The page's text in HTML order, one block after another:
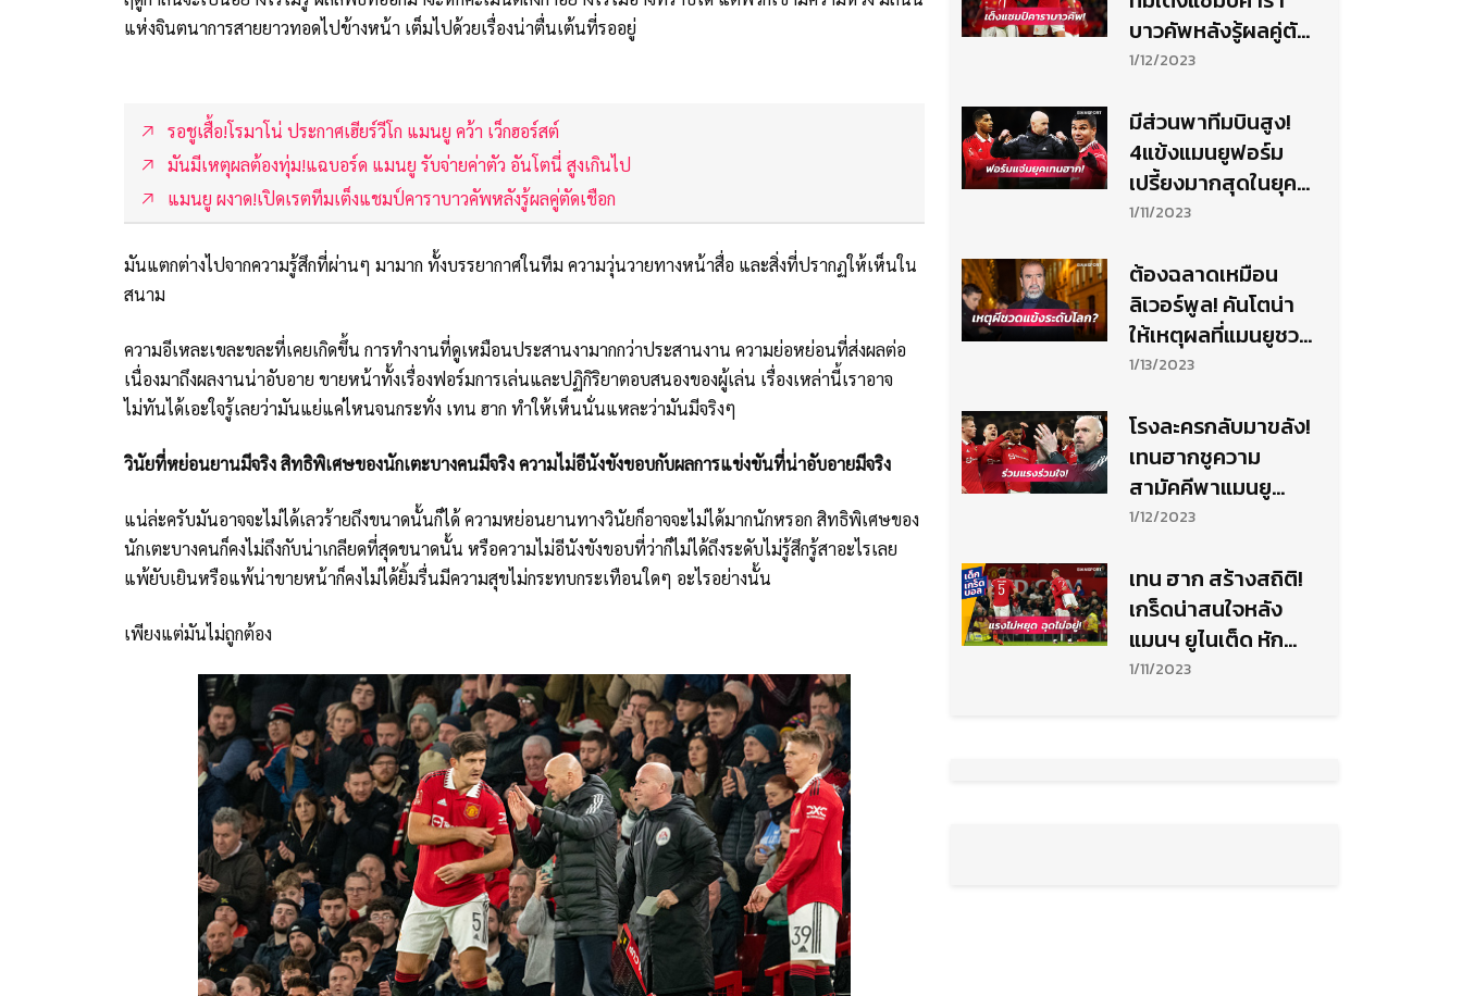
แห่งจินตนาการสายยาวทอดไปข้างหน้า เต็มไปด้วยเรื่องน่าตื่นเต้นที่รออยู่
รอชูเสื้อ!โรมาโน่ ประกาศเฮียร์วีโก แมนยู คว้า เว็กฮอร์สต์
มันมีเหตุผลต้องทุ่ม!แฉบอร์ด แมนยู รับจ่ายค่าตัว อันโตนี่ สูงเกินไป
แมนยู ผงาด!เปิดเรตทีมเต็งแชมป์คาราบาวคัพหลังรู้ผลคู่ตัดเชือก
มันแตกต่างไปจากความรู้สึกที่ผ่านๆ มามาก ทั้งบรรยากาศในทีม ความวุ่นวายทางหน้าสื่อ และสิ่งที่ปรากฏให้เห็นใน
สนาม
ความอีเหละเขละขละที่เคยเกิดขึ้น การทำงานที่ดูเหมือนประสานงามากกว่าประสานงาน ความย่อหย่อนที่ส่งผลต่อ
เนื่องมาถึงผลงานน่าอับอาย ขายหน้าทั้งเรื่องฟอร์มการเล่นและปฏิกิริยาตอบสนองของผู้เล่น เรื่องเหล่านี้เราอาจ
ไม่ทันได้เอะใจรู้เลยว่ามันแย่แค่ไหนจนกระทั่ง เทน ฮาก ทำให้เห็นนั่นแหละว่ามันมีจริงๆ
วินัยที่หย่อนยานมีจริง สิทธิพิเศษของนักเตะบางคนมีจริง ความไม่อีนังขังขอบกับผลการแข่งขันที่น่าอับอายมีจริง
แน่ล่ะครับมันอาจจะไม่ได้เลวร้ายถึงขนาดนั้นก็ได้ ความหย่อนยานทางวินัยก็อาจจะไม่ได้มากนักหรอก สิทธิพิเศษของ
นักเตะบางคนก็คงไม่ถึงกับน่าเกลียดที่สุดขนาดนั้น หรือความไม่อีนังขังขอบที่ว่าก็ไม่ได้ถึงระดับไม่รู้สึกรู้สาอะไรเลย
แพ้ยับเยินหรือแพ้น่าขายหน้าก็คงไม่ได้ยิ้มรื่นมีความสุขไม่กระทบกระเทือนใดๆ อะไรอย่างนั้น
เพียงแต่มันไม่ถูกต้อง
บาวคัพหลังรู้ผลคู่ตัด
เชือก
1/12/2023
มีส่วนพาทีมบินสูง!
4แข้งแมนยูฟอร์ม
เปรี้ยงมากสุดในยุค
เทนฮาก
1/11/2023
ต้องฉลาดเหมือน
ลิเวอร์พูล! คันโตน่า
ให้เหตุผลที่แมนยูชวด
แข้งระดับโลก
1/13/2023
โรงละครกลับมาขลัง!
เทนฮากชูความ
สามัคคีพาแมนยู
ฟอร์มหรูในบ้าน
1/12/2023
เทน ฮาก สร้างสถิติ!
เกร็ดน่าสนใจหลัง
แมนฯ ยูไนเต็ด หัก
ชาร์ลตัน
1/11/2023